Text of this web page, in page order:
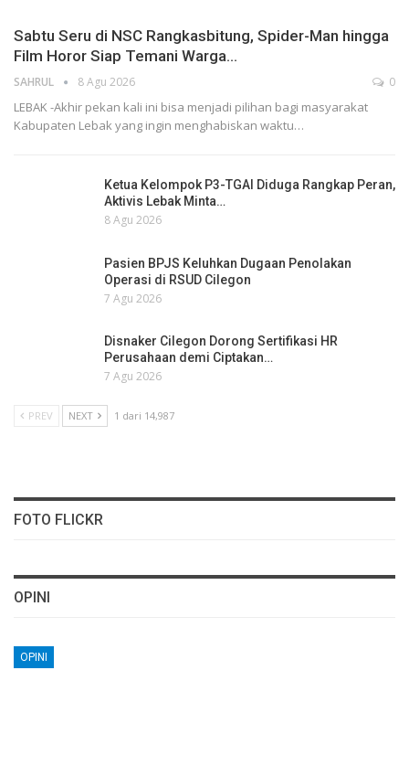
Sabtu Seru di NSC Rangkasbitung, Spider-Man hingga
Film Horor Siap Temani Warga…
SAHRUL 8 Agu 2026 0
LEBAK -Akhir pekan kali ini bisa menjadi pilihan bagi masyarakat
Kabupaten Lebak yang ingin menghabiskan waktu…
Ketua Kelompok P3-TGAI Diduga Rangkap Peran,
Aktivis Lebak Minta…
8 Agu 2026
Pasien BPJS Keluhkan Dugaan Penolakan
Operasi di RSUD Cilegon
7 Agu 2026
Disnaker Cilegon Dorong Sertifikasi HR
Perusahaan demi Ciptakan…
7 Agu 2026
PREV NEXT 1 dari 14,987
FOTO FLICKR
OPINI
OPINI